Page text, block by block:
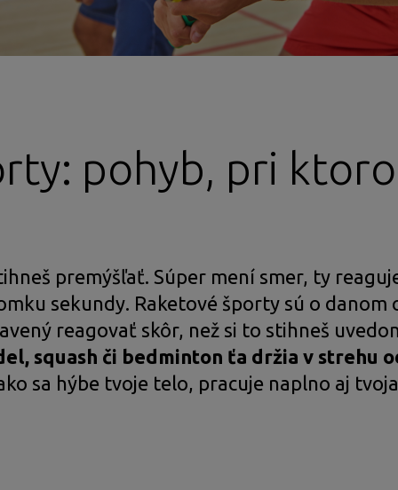
pohyb, pri
premýšľať. Súper mení smer, ty
sekundy. Raketové športy sú o danom
reagovať skôr, než si to stihneš
squash či bedminton ťa držia v strehu
sa hýbe tvoje telo, pracuje naplno aj